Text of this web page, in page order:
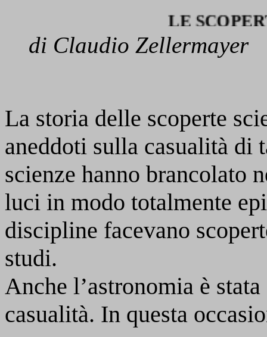
LE SCOPERTE
di Claudio Zellermayer
La storia delle scoperte
aneddoti sulla casualità di
scienze hanno brancolato
luci in modo totalmente
discipline facevano
studi.
Anche l’astronomia è
casualità. In questa